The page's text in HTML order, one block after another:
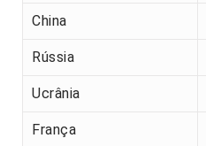
China
Rússia
Ucrânia
França